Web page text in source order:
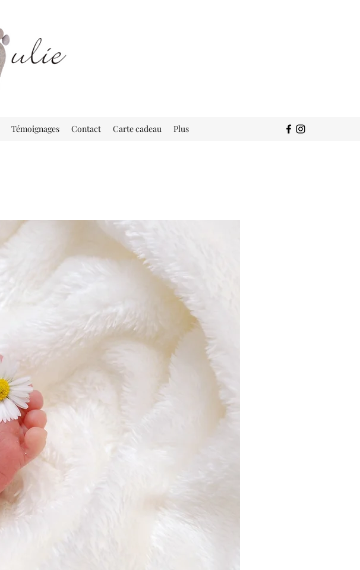
Témoignages Contact Carte cadeau Plus